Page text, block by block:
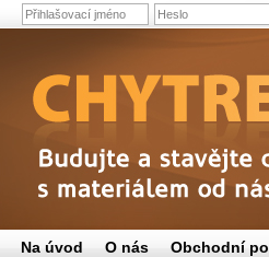
Na úvod O nás Obchodní